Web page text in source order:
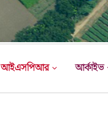
আইএসপিআর আর্কাইভ